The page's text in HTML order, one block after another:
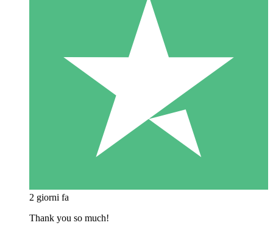
2 giorni fa
Thank you so much!